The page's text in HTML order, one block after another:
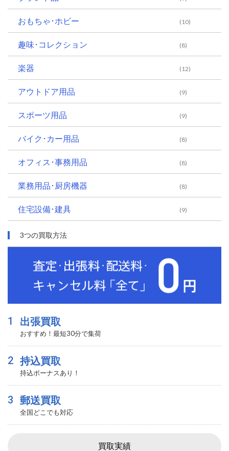
おもちゃ･ホビー (10)
趣味･コレクション (8)
楽器 (12)
アウトドア用品 (9)
スポーツ用品 (9)
バイク･カー用品 (8)
オフィス･事務用品 (8)
業務用品･厨房機器 (8)
住宅設備･建具 (9)
3つの買取方法
1 出張買取
おすすめ！最短30分で集荷
2 持込買取
持込ボーナスあり！
3 郵送買取
全国どこでも対応
買取実績